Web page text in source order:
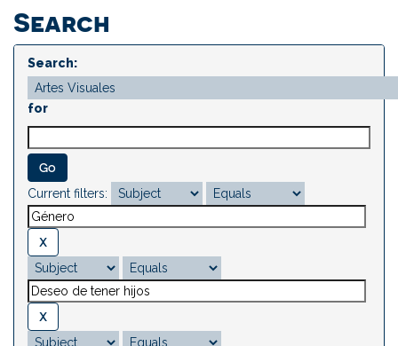
Search
Search:
for
Current filters: